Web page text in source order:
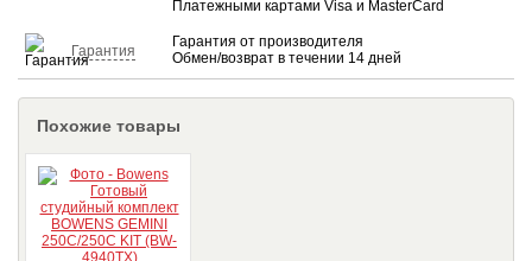
Платежными картами Visa и MasterCard
Гарантия
Гарантия от производителя
Обмен/возврат в течении 14 дней
Похожие товары